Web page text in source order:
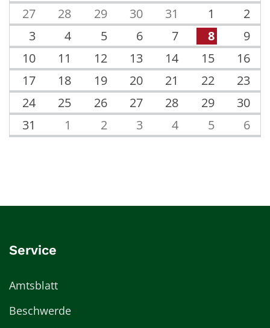
27
28 29 30 31 1
2
3
4 5 6 7 8
9
10
11 12 13 14 15
16
17
18 19 20 21 22
23
24
25 26 27 28 29
30
31
1 2 3 4 5 6
Service
Amtsblatt
Beschwerde